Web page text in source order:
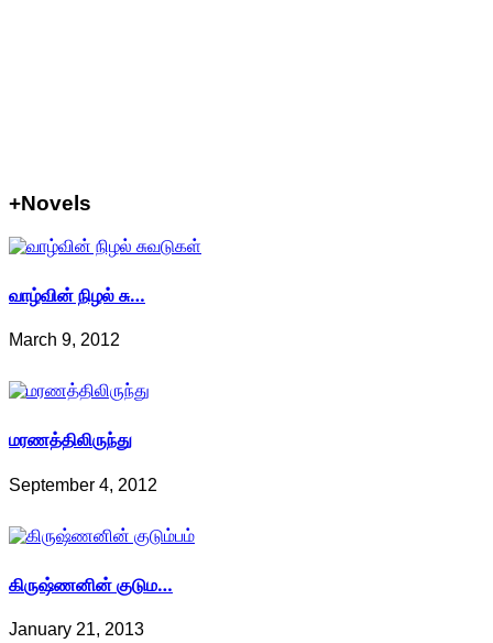
+Novels
வாழ்வின் நிழல் சு…
March 9, 2012
மரணத்திலிருந்து
September 4, 2012
கிருஷ்ணனின் குடும…
January 21, 2013